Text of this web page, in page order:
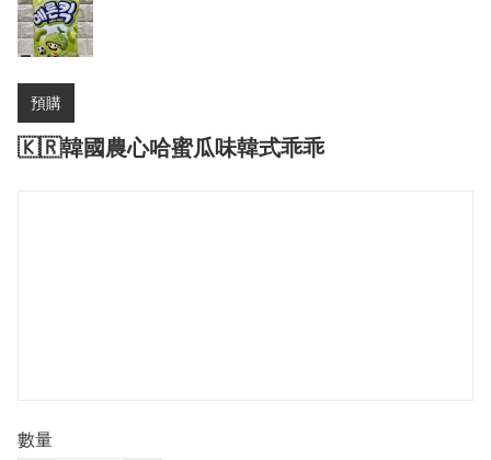
預購
🇰🇷韓國農心哈蜜瓜味韓式乖乖
數量